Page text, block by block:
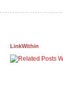
LinkWithin